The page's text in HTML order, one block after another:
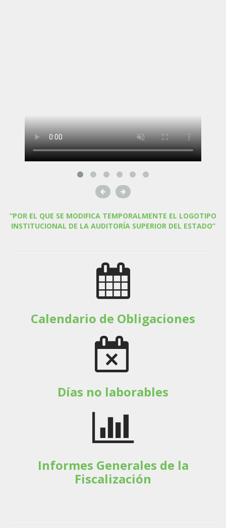
“POR EL QUE SE MODIFICA TEMPORALMENTE EL LOGOTIPO
INSTITUCIONAL DE LA AUDITORÍA SUPERIOR DEL ESTADO”
Calendario de Obligaciones
Días no laborables
Informes Generales de la
Fiscalización